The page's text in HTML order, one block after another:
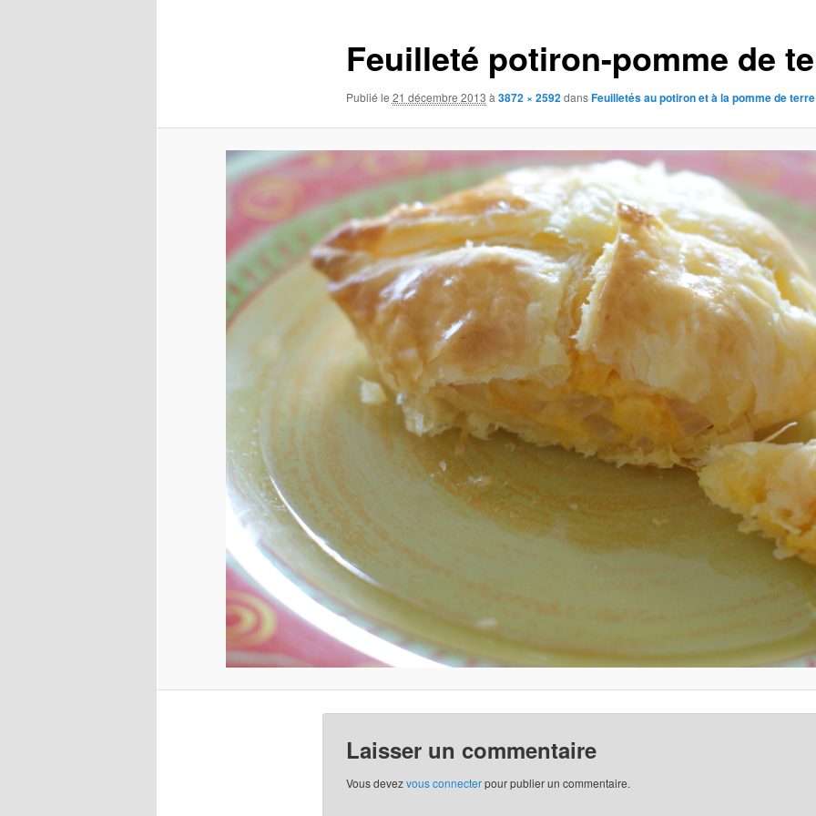
Feuilleté potiron-pomme de
Publié le 21 décembre 2013 à 3872 × 2592dansFeuilletés au potiron et à la pomme de terre
Laisser un commentaire
Vous devezvous connecterpour publier un commentaire.